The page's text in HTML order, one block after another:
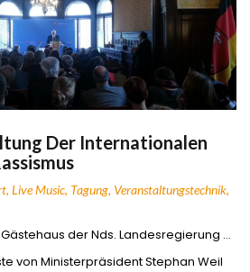
Der Internationalen
, Live Music, Tagung, Veranstaltungstechnik,
der Nds. Landesregierung …
von Ministerpräsident Stephan Weil